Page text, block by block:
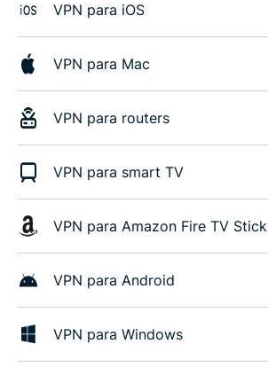
VPN para iOS
VPN para Mac
VPN para routers
VPN para smart TV
VPN para Amazon Fire TV Stick
VPN para Android
VPN para Windows